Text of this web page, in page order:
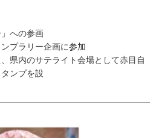
への参画
プラリー企画に参加
内のサテライト会場として赤目自
ンプを設